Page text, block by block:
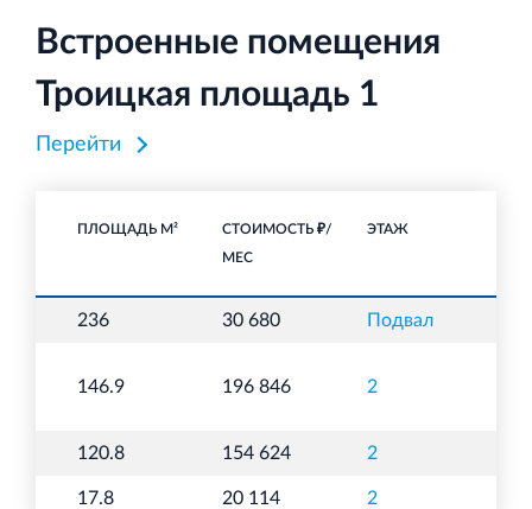
Встроенные помещения
Троицкая площадь 1
Перейти
ПЛОЩАДЬ М²
СТОИМОСТЬ ₽/
МЕС
ЭТАЖ
236 30 680 Подвал
146.9 196 846 2
120.8 154 624 2
17.8 20 114 2